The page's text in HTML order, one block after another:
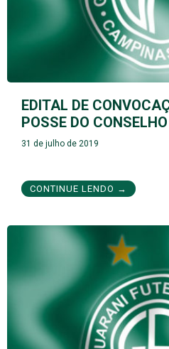
EDITAL DE
POSSE DO
31 de julho de 2019
CONTINUE LENDO →